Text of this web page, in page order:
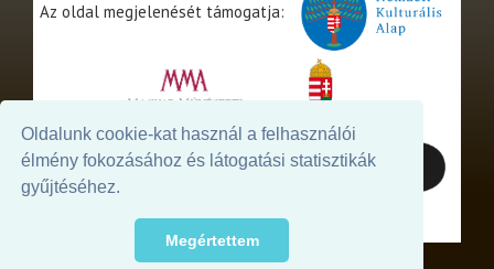
Oldalunk cookie-kat használ a felhasználói
élmény fokozásához és látogatási statisztikák
gyűjtéséhez.
Megértettem
Az oldal megjelenését támogatja: